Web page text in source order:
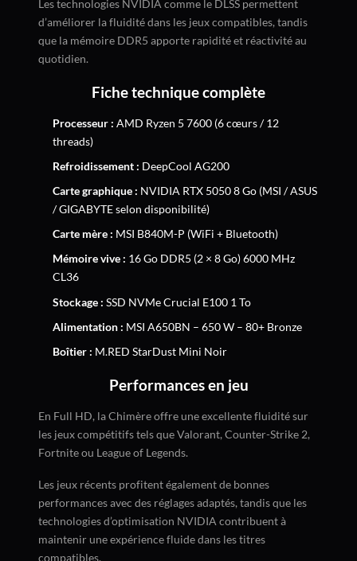
Les technologies NVIDIA comme le DLSS permettent
d’améliorer la fluidité dans les jeux compatibles, tandis
que la mémoire DDR5 apporte rapidité et réactivité au
quotidien.
Fiche technique complète
Processeur : AMD Ryzen 5 7600 (6 cœurs / 12
threads)
Refroidissement : DeepCool AG200
Carte graphique : NVIDIA RTX 5050 8 Go (MSI / ASUS
/ GIGABYTE selon disponibilité)
Carte mère : MSI B840M-P (WiFi + Bluetooth)
Mémoire vive : 16 Go DDR5 (2 × 8 Go) 6000 MHz
CL36
Stockage : SSD NVMe Crucial E100 1 To
Alimentation : MSI A650BN – 650 W – 80+ Bronze
Boîtier : M.RED StarDust Mini Noir
Performances en jeu
En Full HD, la Chimère offre une excellente fluidité sur
les jeux compétitifs tels que Valorant, Counter-Strike 2,
Fortnite ou League of Legends.
Les jeux récents profitent également de bonnes
performances avec des réglages adaptés, tandis que les
technologies d’optimisation NVIDIA contribuent à
maintenir une expérience fluide dans les titres
compatibles.